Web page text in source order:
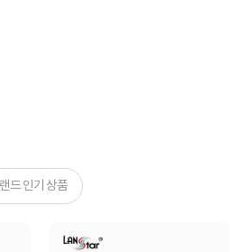
드 인기 상품